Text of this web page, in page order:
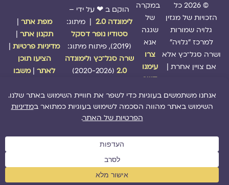
© 2026 כל
הזכויות של מגזין
גלויה שמורות
למרכז "גלויה"
ושרה סגל־כץ אלא
אם צויין אחרת |
במקרה
של
שגגה
אנא
צרו
עימנו
קשר
הוקם ב ❤ על ידי –
לימונדה 2.0
| מיתוג:
סטודיו נופר דסקל
שרה סגל־כץולימונדה
2.0
(2020-2026)
מפת אתר|
תקנון אתר|
מדיניות פרטיות|
הציעו תוכן
לאתר| משבו